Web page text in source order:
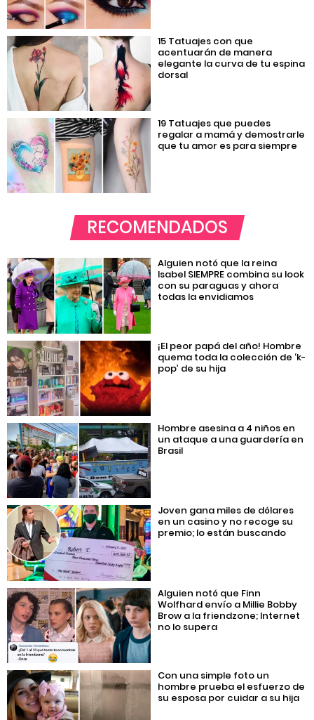
15 Tatuajes con que
acentuarán de manera
elegante la curva de tu espina
dorsal
19 Tatuajes que puedes
regalar a mamá y demostrarle
que tu amor es para siempre
RECOMENDADOS
Alguien notó que la reina
Isabel SIEMPRE combina su look
con su paraguas y ahora
todas la envidiamos
¡El peor papá del año! Hombre
quema toda la colección de ‘k-
pop’ de su hija
Hombre asesina a 4 niños en
un ataque a una guardería en
Brasil
Joven gana miles de dólares
en un casino y no recoge su
premio; lo están buscando
Alguien notó que Finn
Wolfhard envío a Millie Bobby
Brow a la friendzone; Internet
no lo supera
Con una simple foto un
hombre prueba el esfuerzo de
su esposa por cuidar a su hija